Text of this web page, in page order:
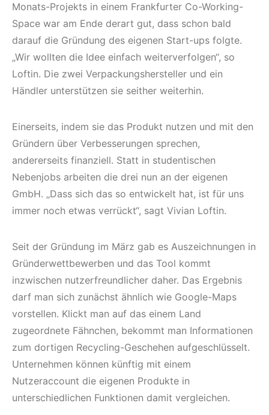
Monats-Projekts in einem Frankfurter Co-Working-
Space war am Ende derart gut, dass schon bald
darauf die Gründung des eigenen Start-ups folgte.
„Wir wollten die Idee einfach weiterverfolgen“, so
Loftin. Die zwei Verpackungshersteller und ein
Händler unterstützen sie seither weiterhin.
Einerseits, indem sie das Produkt nutzen und mit den
Gründern über Verbesserungen sprechen,
andererseits finanziell. Statt in studentischen
Nebenjobs arbeiten die drei nun an der eigenen
GmbH. „Dass sich das so entwickelt hat, ist für uns
immer noch etwas verrückt“, sagt Vivian Loftin.
Seit der Gründung im März gab es Auszeichnungen in
Gründerwettbewerben und das Tool kommt
inzwischen nutzerfreundlicher daher. Das Ergebnis
darf man sich zunächst ähnlich wie Google-Maps
vorstellen. Klickt man auf das einem Land
zugeordnete Fähnchen, bekommt man Informationen
zum dortigen Recycling-Geschehen aufgeschlüsselt.
Unternehmen können künftig mit einem
Nutzeraccount die eigenen Produkte in
unterschiedlichen Funktionen damit vergleichen.